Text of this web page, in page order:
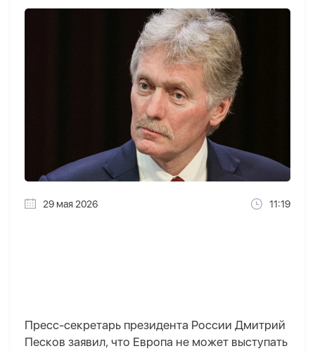
29 мая 2026 11:19
Пресс-секретарь президента России Дмитрий
Песков заявил, что Европа не может выступать